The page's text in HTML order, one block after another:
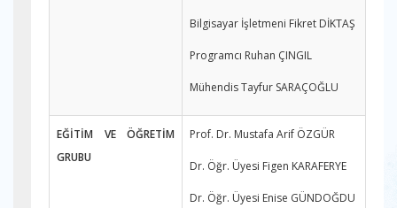
Bilgisayar İşletmeni Fikret DİKTAŞ
Programcı Ruhan ÇINGIL
Mühendis Tayfur SARAÇOĞLU
EĞİTİM VE ÖĞRETİM
GRUBU
Prof. Dr. Mustafa Arif ÖZGÜR
Dr. Öğr. Üyesi Figen KARAFERYE
Dr. Öğr. Üyesi Enise GÜNDOĞDU